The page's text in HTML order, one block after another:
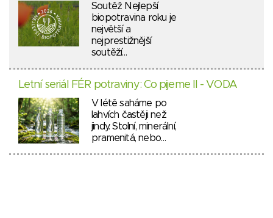
Soutěž Nejlepší
biopotravina roku je
největší a
nejprestižnější
soutěží…
Letní seriál FÉR potraviny: Co pijeme II - VODA
V létě saháme po
lahvích častěji než
jindy. Stolní, minerální,
pramenitá, nebo…